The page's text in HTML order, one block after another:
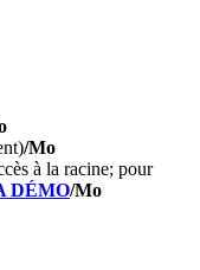
/Mo
à la racine; pour
DÉMO/Mo